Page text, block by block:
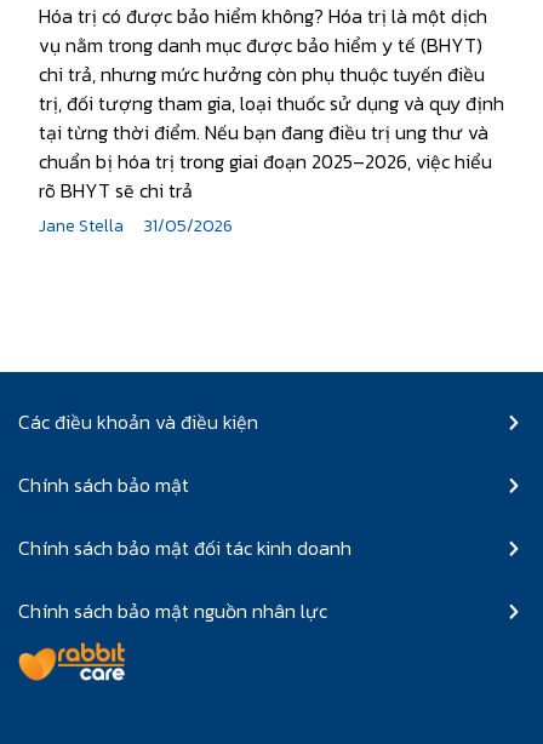
Hóa trị có được bảo hiểm không? Hóa trị là một dịch
vụ nằm trong danh mục được bảo hiểm y tế (BHYT)
chi trả, nhưng mức hưởng còn phụ thuộc tuyến điều
trị, đối tượng tham gia, loại thuốc sử dụng và quy định
tại từng thời điểm. Nếu bạn đang điều trị ung thư và
chuẩn bị hóa trị trong giai đoạn 2025–2026, việc hiểu
rõ BHYT sẽ chi trả
Jane Stella 31/05/2026
Các điều khoản và điều kiện
Chính sách bảo mật
Chính sách bảo mật đối tác kinh doanh
Chính sách bảo mật nguồn nhân lực